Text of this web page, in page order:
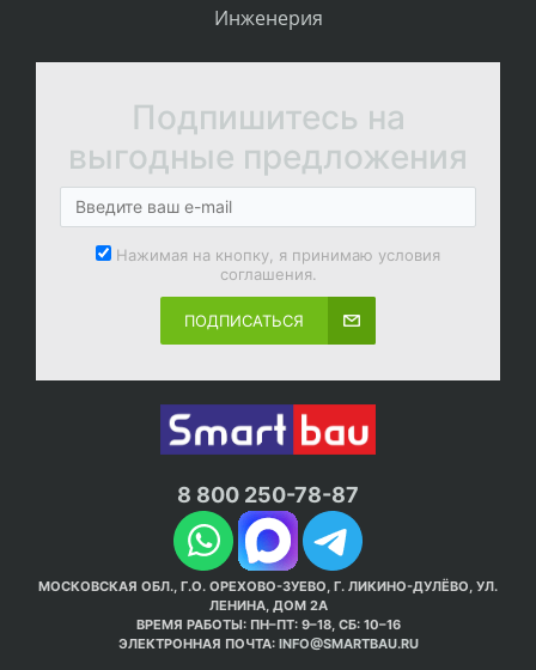
Инженерия
Подпишитесь на
выгодные предложения
Нажимая на кнопку, я принимаю условия
соглашения.
ПОДПИСАТЬСЯ
8 800 250-78-87
МОСКОВСКАЯ ОБЛ., Г.О. ОРЕХОВО-ЗУЕВО, Г. ЛИКИНО-ДУЛЁВО, УЛ.
ЛЕНИНА, ДОМ 2А
ВРЕМЯ РАБОТЫ: ПН–ПТ: 9–18, СБ: 10–16
ЭЛЕКТРОННАЯ ПОЧТА: INFO@SMARTBAU.RU